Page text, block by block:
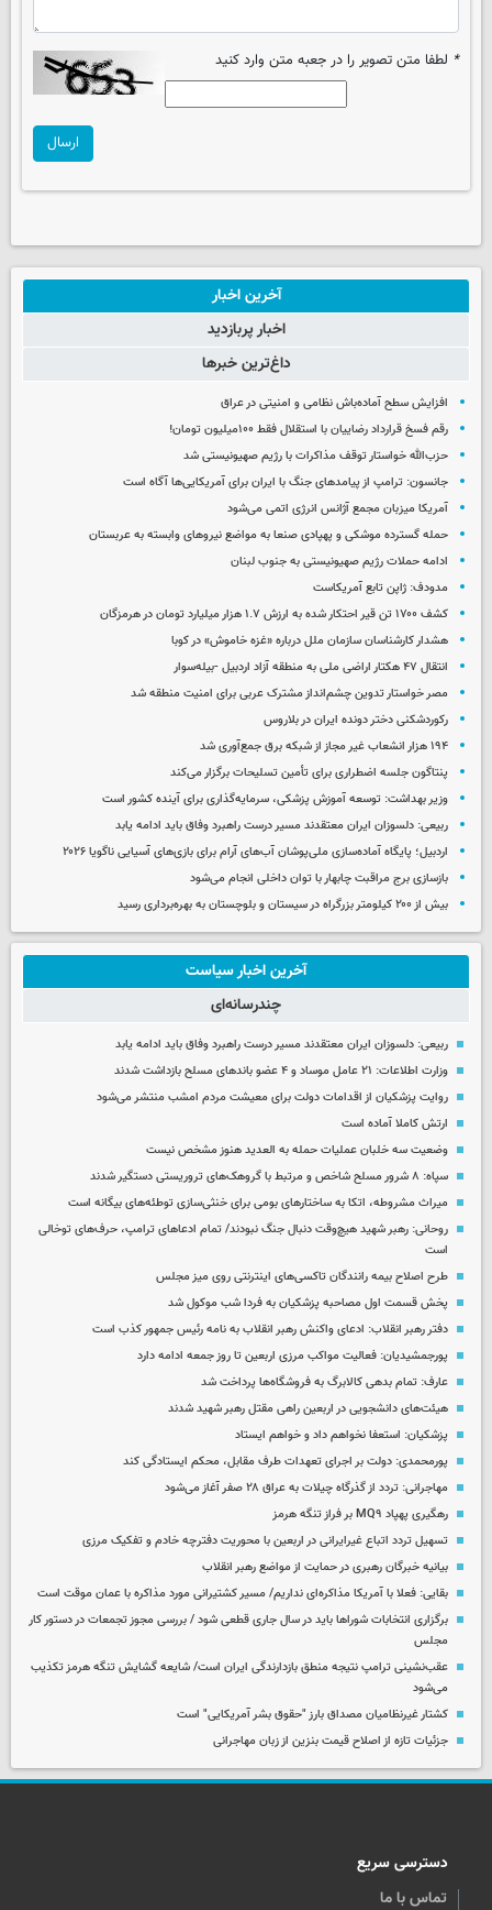
* لطفا متن تصویر را در جعبه متن وارد کنید
ارسال
آخرین اخبار
اخبار پربازدید
داغ‌ترین خبرها
افزایش سطح آماده‌باش نظامی و امنیتی در عراق
رقم فسخ قرارداد رضاییان با استقلال فقط ۱۰۰میلیون تومان!
حزب‌الله خواستار توقف مذاکرات با رژیم صهیونیستی شد
جانسون: ترامپ از پیامدهای جنگ با ایران برای آمریکایی‌ها آگاه است
آمریکا میزبان مجمع آژانس انرژی اتمی می‌شود
حمله گسترده موشکی و پهپادی صنعا به مواضع نیروهای وابسته به عربستان
ادامه حملات رژیم صهیونیستی به جنوب لبنان
مدودف: ژاپن تابع آمریکاست
کشف ۱۷۰۰ تن قیر احتکار شده به ارزش ۱.۷ هزار میلیارد تومان در هرمزگان
هشدار کارشناسان سازمان ملل درباره «غزه‌ خاموش» در کوبا
انتقال ۴۷ هکتار اراضی ملی به منطقه آزاد اردبیل -بیله‌سوار
مصر خواستار تدوین چشم‌انداز مشترک عربی برای امنیت منطقه شد
رکوردشکنی دختر دونده ایران در بلاروس
۱۹۴ هزار انشعاب غیر مجاز از شبکه برق جمع‌آوری شد
پنتاگون جلسه اضطراری برای تأمین تسلیحات برگزار می‌کند
وزیر بهداشت: توسعه آموزش پزشکی، سرمایه‌گذاری برای آینده کشور است
ربیعی: دلسوزان ایران معتقدند مسیر درست راهبرد وفاق باید ادامه یابد
اردبیل؛ پایگاه آماده‌سازی ملی‌پوشان آب‌های آرام برای بازی‌های آسیایی ناگویا ۲۰۲۶
بازسازی برج مراقبت چابهار با توان داخلی انجام می‌شود
بیش از ۲۰۰ کیلومتر بزرگراه در سیستان و بلوچستان به بهره‌برداری رسید
آخرین اخبار سیاست
چندرسانه‌ای
ربیعی: دلسوزان ایران معتقدند مسیر درست راهبرد وفاق باید ادامه یابد
وزارت اطلاعات: ۲۱ عامل موساد و ۴ عضو باندهای مسلح بازداشت شدند
روایت پزشکیان از اقدامات دولت برای معیشت مردم امشب منتشر می‌شود
ارتش کاملا آماده است
وضعیت سه خلبان عملیات حمله به العدید هنوز مشخص نیست
سپاه: ۸ شرور مسلح شاخص و مرتبط با گروهک‌های تروریستی دستگیر شدند
میراث مشروطه، اتکا به ساختارهای بومی برای خنثی‌سازی توطئه‌های بیگانه است
روحانی: رهبر شهید هیچ‌وقت دنبال جنگ نبودند/ تمام ادعاهای ترامپ، حرف‌های توخالی
است
طرح اصلاح بیمه رانندگان تاکسی‌های اینترنتی روی میز مجلس
پخش قسمت اول مصاحبه پزشکیان به فردا شب موکول شد
دفتر رهبر انقلاب: ادعای واکنش رهبر انقلاب به نامه رئیس جمهور کذب است
پورجمشیدیان: فعالیت مواکب مرزی اربعین تا روز جمعه ادامه دارد
عارف: تمام بدهی کالابرگ به فروشگاه‌ها پرداخت شد
هیئت‌های دانشجویی در اربعین راهی مقتل رهبر شهید شدند
پزشکیان: استعفا نخواهم داد و خواهم ایستاد
پورمحمدی: دولت بر اجرای تعهدات طرف مقابل، محکم ایستادگی کند
مهاجرانی: تردد از گذرگاه چیلات به عراق ۲۸ صفر آغاز می‌شود
رهگیری پهپاد MQ۹ بر فراز تنگه هرمز
تسهیل تردد اتباع غیرایرانی در اربعین با محوریت دفترچه خادم و تفکیک مرزی
بیانیه خبرگان رهبری در حمایت از مواضع رهبر انقلاب
بقایی: فعلا با آمریکا مذاکره‌ای نداریم/ مسیر کشتیرانی مورد مذاکره با عمان موقت است
برگزاری انتخابات شوراها باید در سال جاری قطعی شود / بررسی مجوز تجمعات در دستور کار
مجلس
عقب‌نشینی ترامپ نتیجه منطق بازدارندگی ایران است/ شایعه گشایش تنگه هرمز تکذیب
می‌شود
کشتار غیرنظامیان مصداق بارز "حقوق بشر آمریکایی" است
جزئیات تازه از اصلاح قیمت بنزین از زبان مهاجرانی
دسترسی سریع
تماس با ما